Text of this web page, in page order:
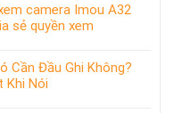
camera Imou A32
sẻ quyền xem
Cần Đầu Ghi Không?
Khi Nói